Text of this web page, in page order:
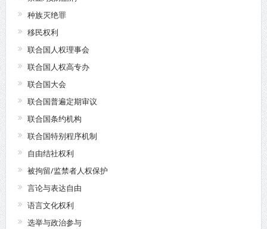
种族灭绝罪
移民权利
联合国人权理事会
联合国人权高专办
联合国大会
联合国普遍定期审议
联合国条约机构
联合国特别程序机制
自由结社权利
被拘留/监禁者人权保护
言论与表达自由
语言文化权利
选举与政治参与